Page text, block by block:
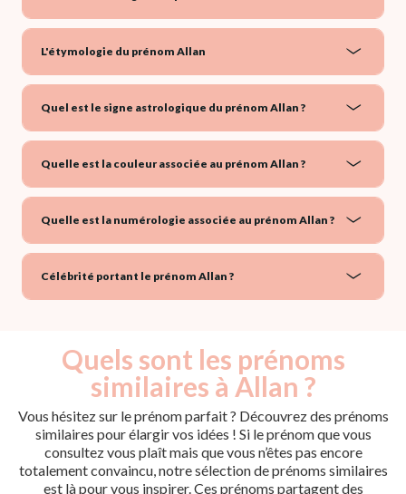
L'étymologie du prénom Allan
Quel est le signe astrologique du prénom Allan ?
Quelle est la couleur associée au prénom Allan ?
Quelle est la numérologie associée au prénom Allan ?
Célébrité portant le prénom Allan ?
Quels sont les prénoms
similaires à Allan ?
Vous hésitez sur le prénom parfait ? Découvrez des prénoms
similaires pour élargir vos idées ! Si le prénom que vous
consultez vous plaît mais que vous n’êtes pas encore
totalement convaincu, notre sélection de prénoms similaires
est là pour vous inspirer. Ces prénoms partagent des